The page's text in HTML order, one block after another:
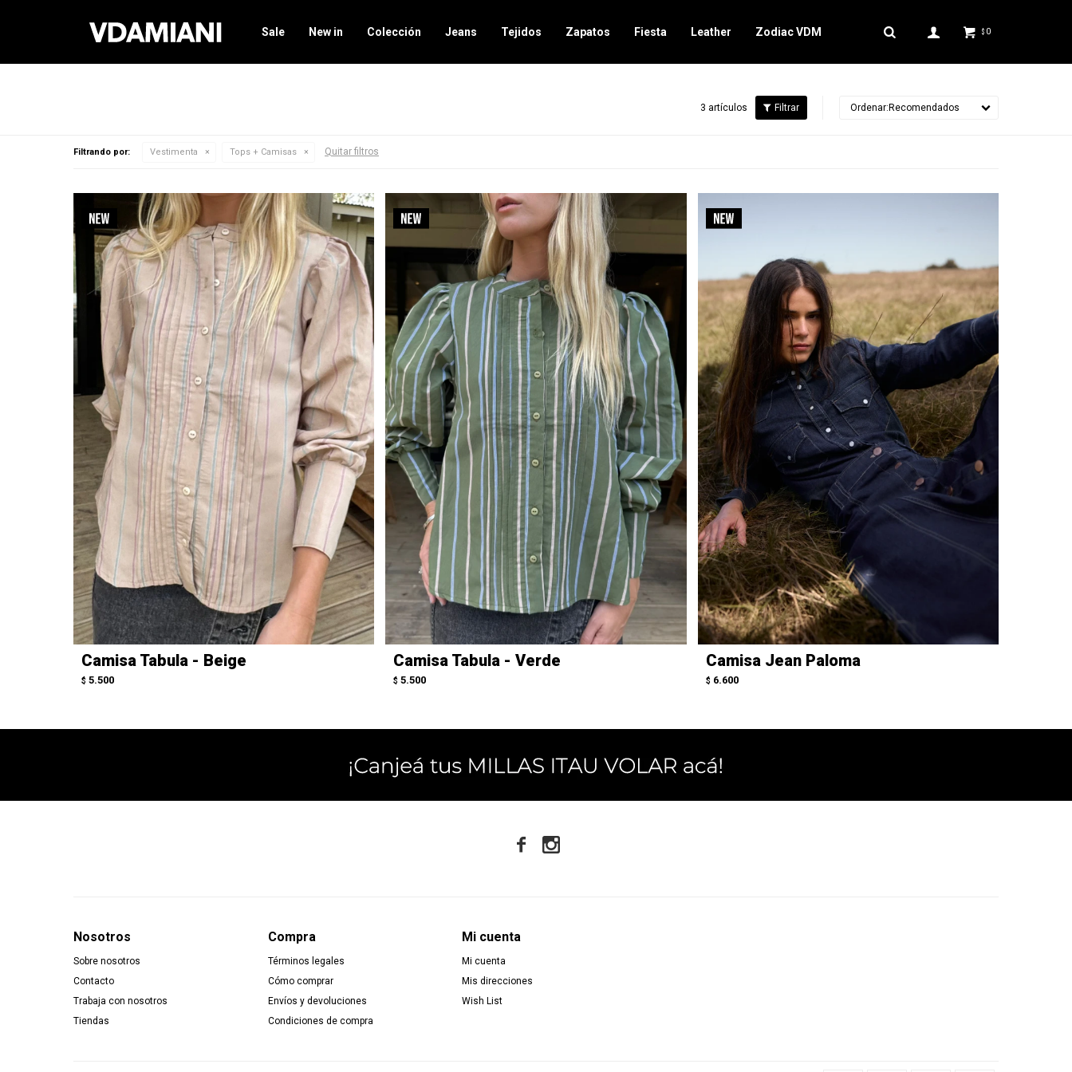
Sale New in Colección Jeans Tejidos Zapatos Fiesta Leather Zodiac VDM $ 0
3 artículos Recomendados
Filtrando por: Vestimenta Tops + Camisas Quitar filtros
Camisa Tabula - Beige
$ 5.500
Camisa Tabula - Verde
$ 5.500
Camisa Jean Paloma
$ 6.600
Nosotros
Sobre nosotros
Contacto
Trabaja con nosotros
Tiendas
Compra
Términos legales
Cómo comprar
Envíos y devoluciones
Condiciones de compra
Mi cuenta
Mi cuenta
Mis direcciones
Wish List
 